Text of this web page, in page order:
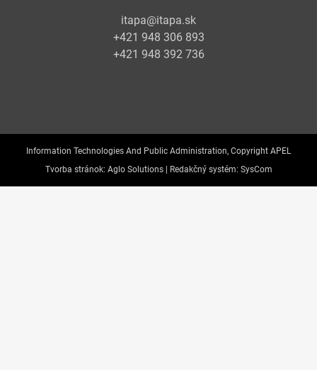
itapa@itapa.sk
+421 948 306 893
+421 948 392 736
Information Technologies And Public Administration, Copyright APEL
Tvorba stránok: Aglo Solutions | Redakčný systém: SysCom